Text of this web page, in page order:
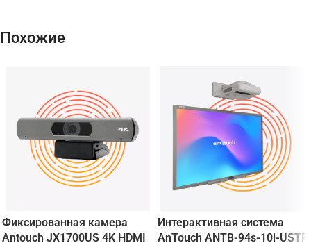
Похожие
Фиксированная камера
Antouch JX1700US 4K HDMI
Интерактивная система
AnTouch ANTB-94s-10i-USTF